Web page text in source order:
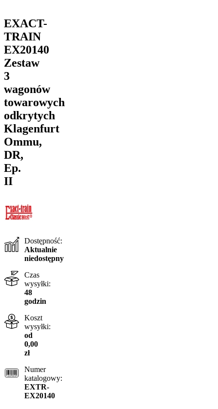
EXACT-
TRAIN
EX20140
Zestaw
3
wagonów
towarowych
odkrytych
Klagenfurt
Ommu,
DR,
Ep.
II
Dostępność:
Aktualnie
niedostępny
Czas
wysyłki:
48
godzin
Koszt
wysyłki:
od
0,00
zł
Numer
katalogowy:
EXTR-
EX20140